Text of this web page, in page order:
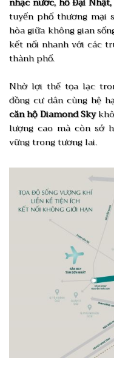
tuyến phố thương mại
hòa giữa không gian
kết nối nhanh với các
thành phố.
Nhờ lợi thế tọa lạc
đồng cư dân cùng hệ
căn hộ Diamond Sky
lượng cao mà còn sở
vững trong tương lai.